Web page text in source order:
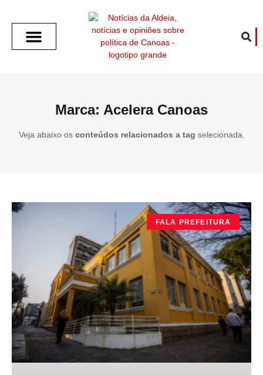
Marca: Acelera Canoas
Veja abaixo os conteúdos relacionados a tag selecionada.
FALA PREFEITURA